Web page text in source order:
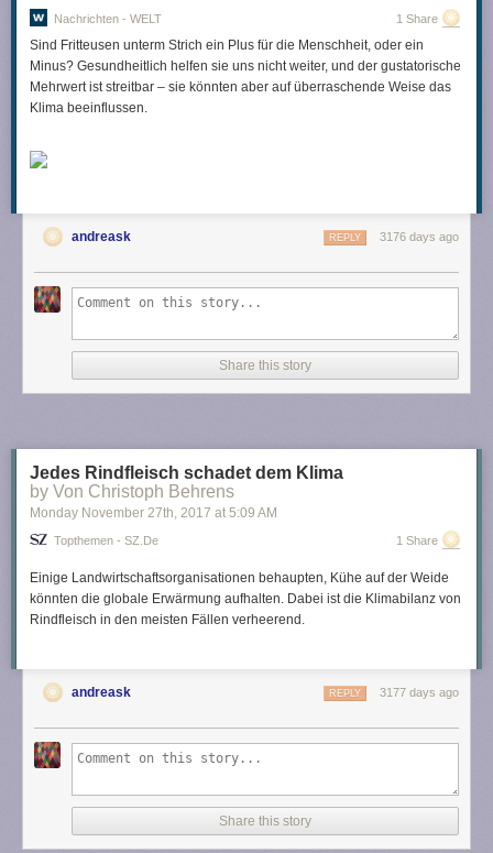
Nachrichten - WELT 1 Share
Sind Fritteusen unterm Strich ein Plus für die Menschheit, oder ein
Minus? Gesundheitlich helfen sie uns nicht weiter, und der gustatorische
Mehrwert ist streitbar – sie könnten aber auf überraschende Weise das
Klima beeinflussen.
andreask 3176 days ago
REPLY
Share this story
Jedes Rindfleisch schadet dem Klima
by Von Christoph Behrens
Monday November 27th, 2017 at 5:09 AM
Topthemen - SZ.de 1 Share
Einige Landwirtschaftsorganisationen behaupten, Kühe auf der Weide
könnten die globale Erwärmung aufhalten. Dabei ist die Klimabilanz von
Rindfleisch in den meisten Fällen verheerend.
andreask 3177 days ago
REPLY
Share this story